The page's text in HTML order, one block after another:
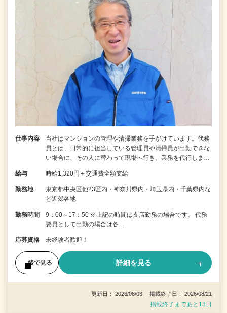
仕事内容
当社はマンションの管理や清掃業務を手がけています。代務
員とは、日常的に担当している管理員や清掃員が出勤できな
い場合に、その人に替わって現場へ行き、業務を代行しま…
給与 時給1,320円＋交通費全額支給
勤務地
東京都中央区他23区内・神奈川県内・埼玉県内・千葉県内な
ど近郊各地
勤務時間
9：00～17：50 ※上記の時間は支店勤務の場合です。 代務
要員として出勤の場合は各…
応募資格 未経験者歓迎！
後で見る 詳細を見る
更新日： 2026/08/03 掲載終了日： 2026/08/21
掲載終了まであと13日